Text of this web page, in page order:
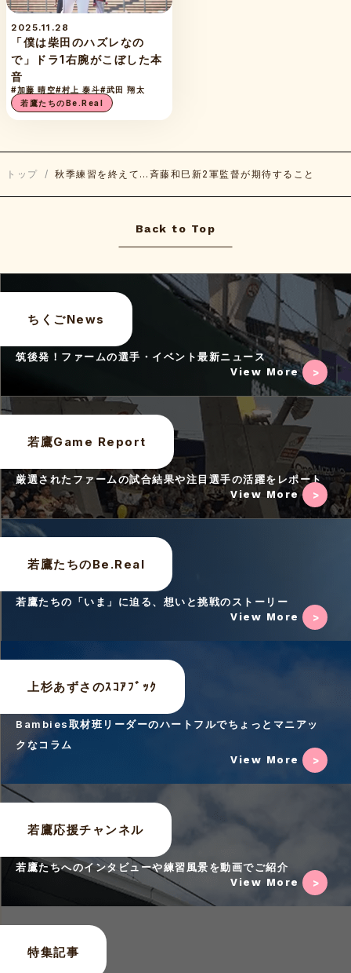
2025.11.28
「僕は柴田のハズレなの
で」ドラ1右腕がこぼした本
音
#加藤 晴空#村上 泰斗#武田 翔太
若鷹たちのBe.Real
トップ / 秋季練習を終えて…斉藤和巳新2軍監督が期待すること
Back to Top
ちくごNews
筑後発！ファームの選手・イベント最新ニュース
View More
若鷹Game Report
厳選されたファームの試合結果や注目選手の活躍をレポート
View More
若鷹たちのBe.Real
若鷹たちの「いま」に迫る、想いと挑戦のストーリー
View More
上杉あずさのｽｺｱﾌﾞｯｸ
Bambies取材班リーダーのハートフルでちょっとマニアッ
クなコラム
View More
若鷹応援チャンネル
若鷹たちへのインタビューや練習風景を動画でご紹介
View More
特集記事